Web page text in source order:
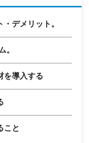
デメリット。
。
を導入する
こと